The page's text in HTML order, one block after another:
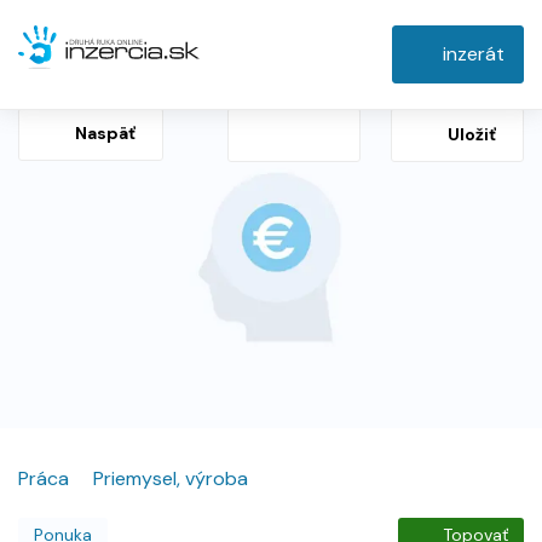
inzerát
Naspäť Uložiť
Práca Priemysel, výroba
Ponuka Topovať